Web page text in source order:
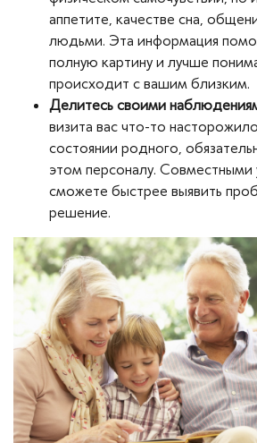
аппетите, качестве сна,
людьми. Эта информация
полную картину и лучше
происходит с вашим близким.
Делитесь своими
визита вас что-то
состоянии родного,
этом персоналу. Совместными
сможете быстрее выявить
решение.